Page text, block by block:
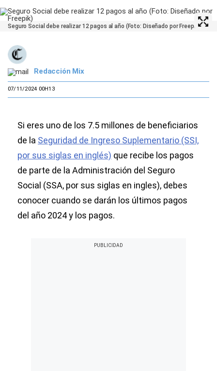
Seguro Social debe realizar 12 pagos al año (Foto: Diseñado por Freepik)
Redacción Mix
07/11/2024 00H13
Si eres uno de los 7.5 millones de beneficiarios
de la Seguridad de Ingreso Suplementario (SSI,
por sus siglas en inglés) que recibe los pagos
de parte de la Administración del Seguro
Social (SSA, por sus siglas en ingles), debes
conocer cuando se darán los últimos pagos
del año 2024 y los pagos.